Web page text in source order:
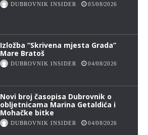
DUBROVNIK INSIDER 05/08/2026
Izložba “Skrivena mjesta Grada”
Mare Bratoš
DUBROVNIK INSIDER 04/08/2026
Novi broj časopisa Dubrovnik o
obljetnicama Marina Getaldića i
Mohačke bitke
DUBROVNIK INSIDER 04/08/2026